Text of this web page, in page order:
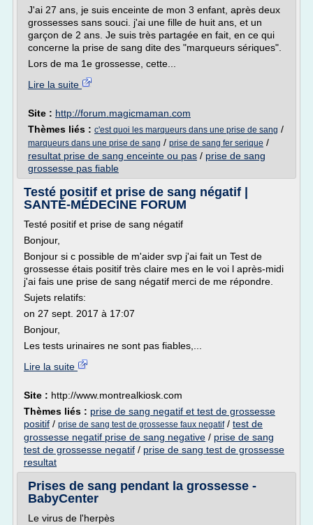
J'ai 27 ans, je suis enceinte de mon 3 enfant, après deux
grossesses sans souci. j'ai une fille de huit ans, et un
garçon de 2 ans. Je suis très partagée en fait, en ce qui
concerne la prise de sang dite des "marqueurs sériques".
Lors de ma 1e grossesse, cette...
Lire la suite
Site : http://forum.magicmaman.com
Thèmes liés : c'est quoi les marqueurs dans une prise de sang /
marqueurs dans une prise de sang / prise de sang fer serique /
resultat prise de sang enceinte ou pas / prise de sang
grossesse pas fiable
Testé positif et prise de sang négatif |
SANTÉ-MÉDECINE FORUM
Testé positif et prise de sang négatif
Bonjour,
Bonjour si c possible de m'aider svp j'ai fait un Test de
grossesse étais positif très claire mes en le voi l après-midi
j'ai fais une prise de sang négatif merci de me répondre.
Sujets relatifs:
on 27 sept. 2017 à 17:07
Bonjour,
Les tests urinaires ne sont pas fiables,...
Lire la suite
Site : http://www.montrealkiosk.com
Thèmes liés : prise de sang negatif et test de grossesse
positif / prise de sang test de grossesse faux negatif/ test de
grossesse negatif prise de sang negative / prise de sang
test de grossesse negatif / prise de sang test de grossesse
resultat
Prises de sang pendant la grossesse -
BabyCenter
Le virus de l'herpès